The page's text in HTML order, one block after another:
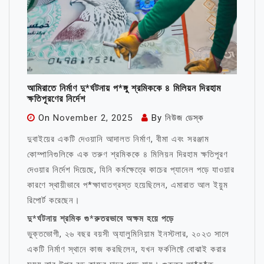
আমিরাতে নির্মাণ দু*র্ঘটনায় প*ঙ্গু শ্রমিককে ৪ মিলিয়ন দিরহাম
ক্ষতিপূরণের নির্দেশ
On November 2, 2025 By নিউজ ডেস্ক
দুবাইয়ের একটি দেওয়ানি আদালত নির্মাণ, বীমা এবং সরঞ্জাম
কোম্পানিগুলিকে এক তরুণ শ্রমিককে ৪ মিলিয়ন দিরহাম ক্ষতিপূরণ
দেওয়ার নির্দেশ দিয়েছে, যিনি কর্মক্ষেত্রে কাচের প্যানেল পড়ে যাওয়ার
কারণে স্থায়ীভাবে প*ক্ষাঘাতগ্রস্ত হয়েছিলেন, এমারাত আল ইয়ুম
রিপোর্ট করেছেন।
দু*র্ঘটনায় শ্রমিক গু*রুতরভাবে অক্ষম হয়ে পড়ে
ভুক্তভোগী, ২৬ বছর বয়সী অ্যালুমিনিয়াম ইনস্টলার, ২০২৩ সালে
একটি নির্মাণ স্থানে কাজ করছিলেন, যখন ফর্কলিফ্টে বোঝাই করার